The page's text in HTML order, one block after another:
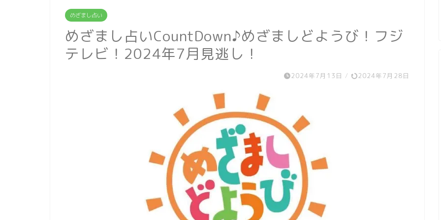
めざまし占い
めざまし占いCountDown♪めざましどようび！フジ
テレビ！2024年7月見逃し！
2024年7月13日 / 2024年7月28日